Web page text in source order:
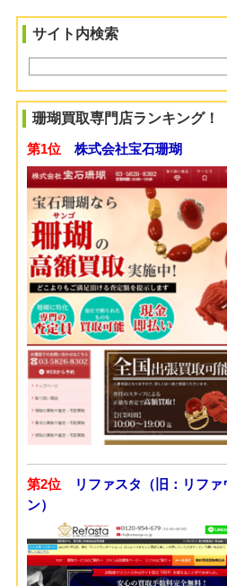
サイト内検索
珊瑚買取専門店ランキング！
第1位 株式会社宝石珊瑚
第2位
リファスタ（旧：リファ
ン）